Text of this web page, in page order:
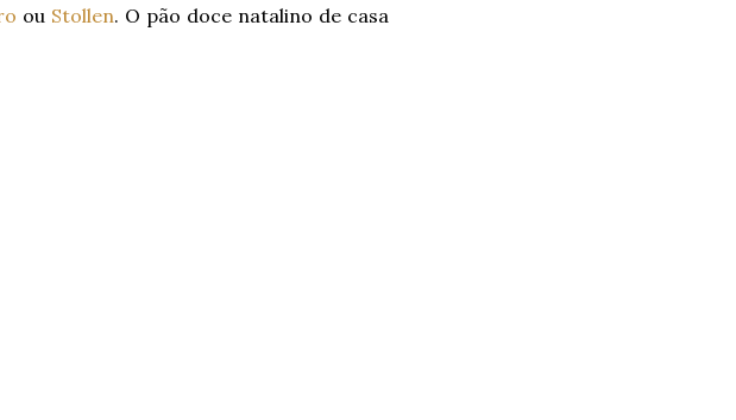
ou Stollen. O pão doce natalino de casa